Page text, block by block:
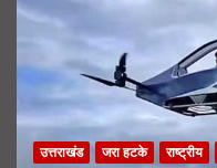
उत्तराखंड जरा हटके राष्ट्रीय